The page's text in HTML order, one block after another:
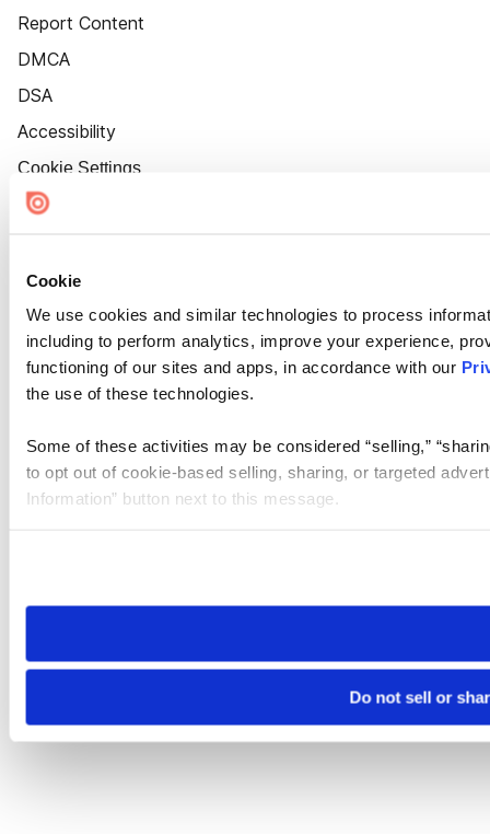
Cookie
We use cookies and similar technologies to process
including to perform analytics, improve your experience,
functioning of our sites and apps, in accordance with our
the use of these technologies.
Some of these activities may be considered “selling,”
to opt out of cookie-based selling, sharing, or targeted
Information” button next to this message.
need to be set again.
Do not sell or
Report Content
DMCA
DSA
Accessibility
Cookie Settings